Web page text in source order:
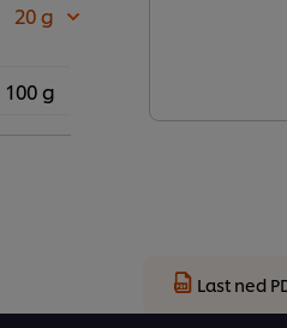
20 g
100 g
Last ned